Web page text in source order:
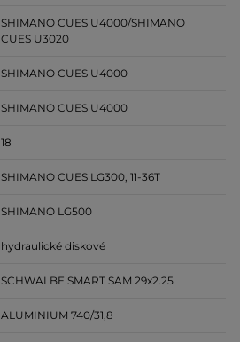
SHIMANO CUES U4000/SHIMANO
CUES U3020
SHIMANO CUES U4000
SHIMANO CUES U4000
18
SHIMANO CUES LG300, 11-36T
SHIMANO LG500
hydraulické diskové
SCHWALBE SMART SAM 29x2.25
ALUMINIUM 740/31,8